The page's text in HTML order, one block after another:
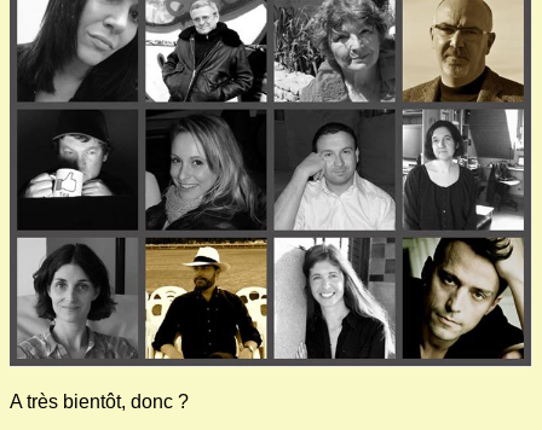
A très bientôt, donc ?